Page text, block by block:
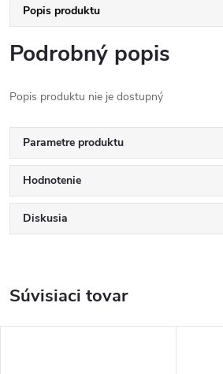
Popis produktu
Podrobný popis
Popis produktu nie je dostupný
Parametre produktu
Hodnotenie
Diskusia
Súvisiaci tovar